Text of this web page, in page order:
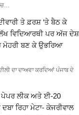
ਤੇ ਫ਼ਰਸ਼ ‘ਤੇ ਬੈਠ ਕੇ
ਵਿਦਿਆਰਥੀ ਪਰ ਅੱਜ ਦੇਸ਼
ਮੋਹਰੀ ਬਣ ਕੇ ਉਭਰਿਆ
ਦਾ ਦਾਅਵਾ ਕਰਦਿਆਂ ਪੰਜਾਬ ਦੇ
ਪੇਪਰ ਲੀਕ ਅਤੇ ਈ-20
ਰਿਹਾ ਮੇਟਾ- ਕੇਜਰੀਵਾਲ